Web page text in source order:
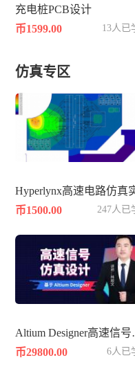
充电桩PCB设计
币1599.00
13人已
仿真专区
币1500.00
247人已
币29800.00
6人已